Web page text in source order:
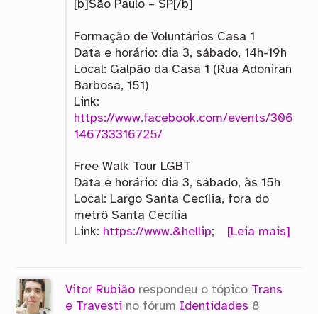
[b]São Paulo – SP[/b]
Formação de Voluntários Casa 1
Data e horário: dia 3, sábado, 14h-19h
Local: Galpão da Casa 1 (Rua Adoniran
Barbosa, 151)
Link:
https://www.facebook.com/events/306
146733316725/
Free Walk Tour LGBT
Data e horário: dia 3, sábado, às 15h
Local: Largo Santa Cecília, fora do
metrô Santa Cecília
Link: https://www.&hellip; [Leia mais]
Vitor Rubião respondeu o tópico Trans
e Travesti no fórum Identidades 8